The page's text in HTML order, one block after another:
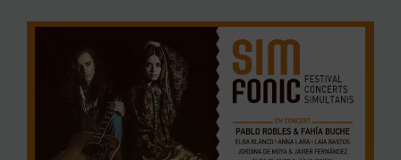
PROGRAMA D’ACCÉS AL SUPERIOR
CENTRE SUPERIOR